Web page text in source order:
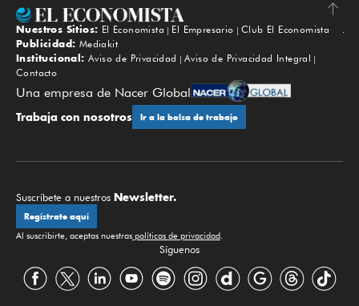
Subir
Nuestros Sitios: El Economista El Empresario
Club El Economista
Publicidad: Mediakit
Institucional: Aviso de Privacidad
Aviso de Privacidad Integral
Contacto
Una empresa de Nacer Global
Trabaja con nosotros Ir a la bolsa de trabajo
Suscríbete a nuestros Newsletter.
Regístrate aquí
Al suscribirte, aceptas nuestras políticas de privacidad.
Síguenos